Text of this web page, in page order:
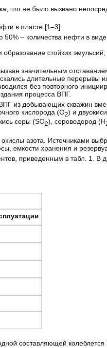
что не было вызвано
в пласте [1–3]:
– количества нефти в
стойких эмульсий,
значительным
длительные перерывы
без повторного
процесса ВПГ.
из добывающих скважин
кислорода (О2) и
серы (SO2), сероводород (H
азота. Источниками
емкости хранения и
приведенным в табл. 1. В
составляющей